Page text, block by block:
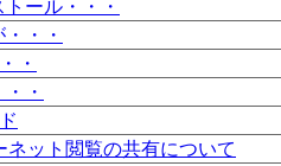
ール・・・
・・
・
・
ット閲覧の共有について